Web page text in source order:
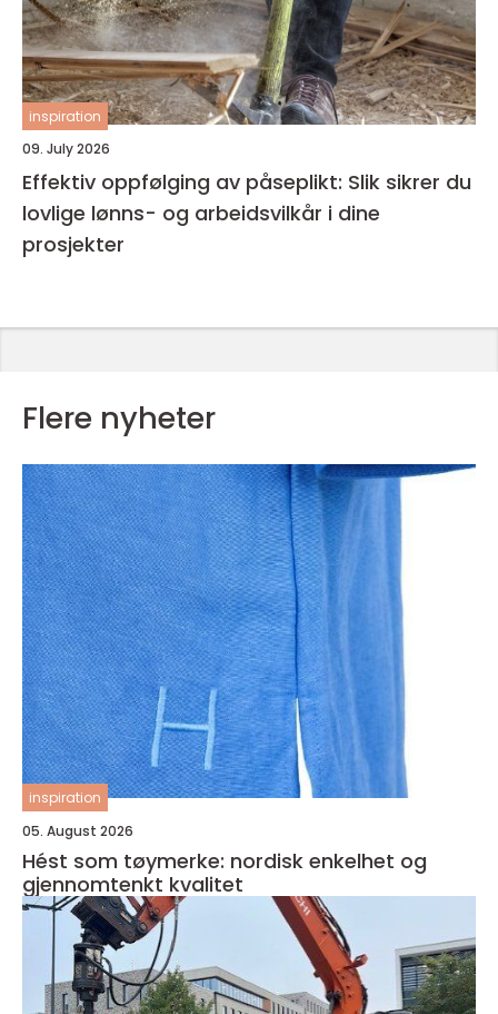
inspiration
09. July 2026
Effektiv oppfølging av påseplikt: Slik sikrer du
lovlige lønns- og arbeidsvilkår i dine
prosjekter
Flere nyheter
inspiration
05. August 2026
Hést som tøymerke: nordisk enkelhet og
gjennomtenkt kvalitet